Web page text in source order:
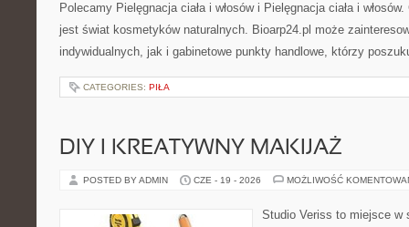
Polecamy Pielęgnacja ciała i włosów i Pielęgnacja ciała i
jest świat kosmetyków naturalnych. Bioarp24.pl może
indywidualnych, jak i gabinetowe punkty handlowe, którzy
CATEGORIES: PIŁA
DIY I KREATYWNY MAKIJAŻ
POSTED BY ADMIN CZE - 19 - 2026 MOŻLIWOŚĆ
Studio Veriss to miejsce w